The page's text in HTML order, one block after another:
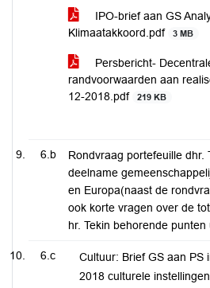
IPO-brief aan GS
Klimaatakkoord.pdf
3 MB
Persbericht-
randvoorwaarden aan
12-2018.pdf
219 KB
6.b
Rondvraag portefeuille dhr.
deelname
en Europa(naast de
ook korte vragen over de
hr. Tekin behorende
6.c
Cultuur: Brief GS aan PS
2018 culturele instellingen